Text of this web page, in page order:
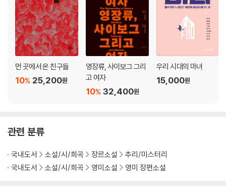
먼 곳에서 온 친구들
25,200원
10%
영장류, 사이보그 그리
고 여자
32,400원
10%
우리 시대의 마녀
15,000원
관련 분류
국내도서 소설/시/희곡 장르소설
추리/미스터리
국내도서
소설/시/희곡 영미소설 영미 장편소설